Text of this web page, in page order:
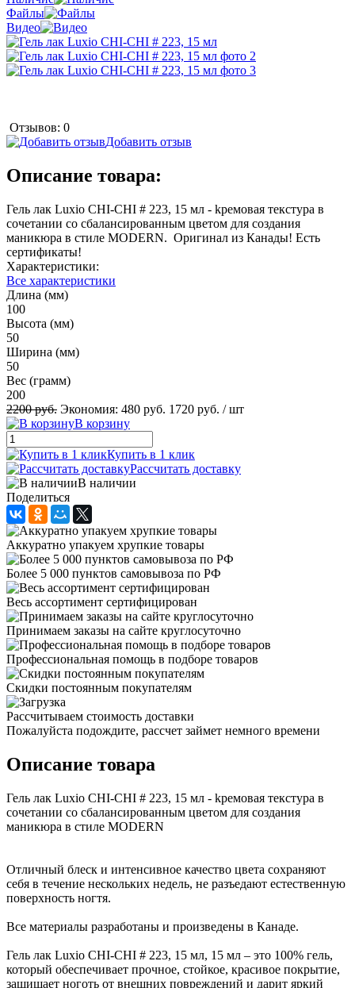
Файлы
Видео
Отзывов: 0
Добавить отзыв
Описание товара:
Гель лак Luxio CHI-CHI # 223, 15 мл - kремовая текстура в
сочетании со сбалансированным цветом для создания
маникюра в стиле MODERN. Оригинал из Канады! Есть
сертификаты!
Характеристики:
Все характеристики
Длина (мм)
100
Высота (мм)
50
Ширина (мм)
50
Вес (грамм)
200
2200 руб. Экономия: 480 руб. 1720 руб. / шт
В корзину
Купить в 1 клик
Рассчитать доставку
В наличии
Поделиться
Аккуратно упакуем хрупкие товары
Более 5 000 пунктов самовывоза по РФ
Весь ассортимент сертифицирован
Принимаем заказы на сайте круглосуточно
Профессиональная помощь в подборе товаров
Скидки постоянным покупателям
Рассчитываем стоимость доставки
Пожалуйста подождите, рассчет займет немного времени
Описание товара
Гель лак Luxio CHI-CHI # 223, 15 мл - kремовая текстура в
сочетании со сбалансированным цветом для создания
маникюра в стиле MODERN
Отличный блеск и интенсивное качество цвета сохраняют
себя в течение нескольких недель, не разъедают естественную
поверхность ногтя.
Все материалы разработаны и произведены в Канаде.
Гель лак Luxio CHI-CHI # 223, 15 мл, 15 мл – это 100% гель,
который обеспечивает прочное, стойкое, красивое покрытие,
защищает ноготь от внешних повреждений и дарит яркий